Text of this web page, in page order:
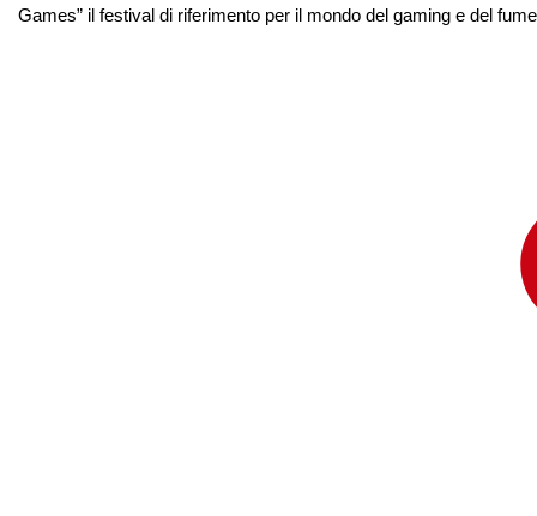
Games” il festival di riferimento per il mondo del gaming e del